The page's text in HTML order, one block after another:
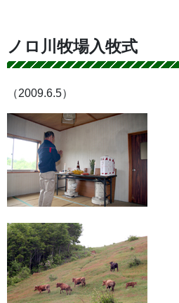
ノロ川牧場入牧式
（2009.6.5）